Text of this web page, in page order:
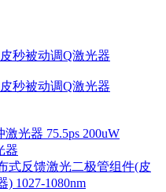
秒被动调Q激光器
秒被动调Q激光器
光器 75.5ps 200uW
器
式反馈激光二极管组件(皮
1027-1080nm